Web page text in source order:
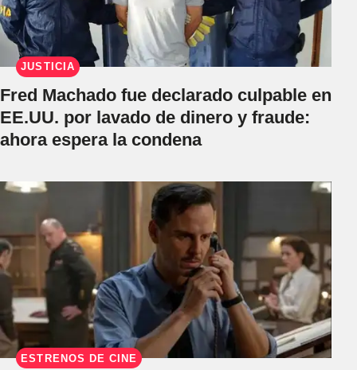
JUSTICIA
Fred Machado fue declarado culpable en
EE.UU. por lavado de dinero y fraude:
ahora espera la condena
ESTRENOS DE CINE